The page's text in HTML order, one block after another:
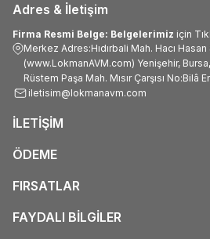
Adres & İletişim
Firma Resmi Belge: Belgelerimiz için
Merkez Adres:Hıdırbali Mah. Hacı
(www.LokmanAVM.com) Yenişehir,
Rüstem Paşa Mah. Mısır Çarşısı No:Bilâ
iletisim@lokmanavm.com
İLETİŞİM
ÖDEME
FIRSATLAR
FAYDALI BİLGİLER